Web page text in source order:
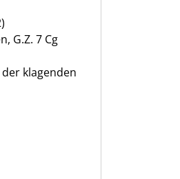
G.Z. 7 Cg
klagenden